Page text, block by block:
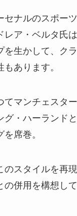
セナルのスポー
レア・ベルタ氏
を生かして、ク
あります。
てマンチェスタ
グ・ハーランド
席巻。
のスタイルを再
の併用を構想し